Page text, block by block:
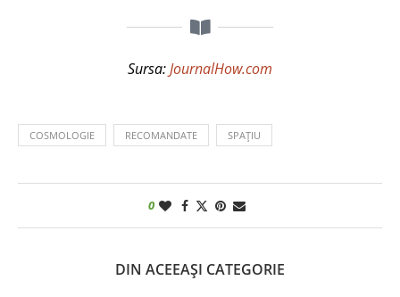
Sursa:JournalHow.com
COSMOLOGIE RECOMANDATE SPAȚIU
0
DIN ACEEAȘI CATEGORIE